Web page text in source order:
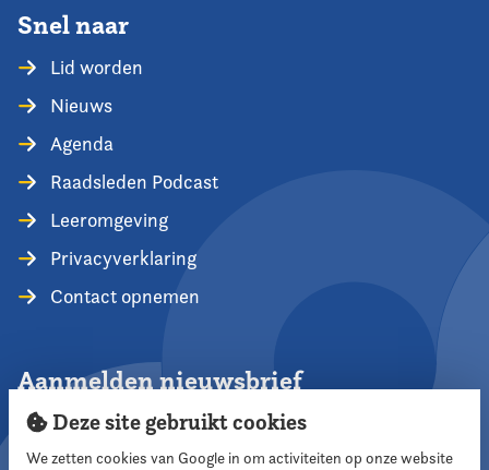
Snel naar
Lid worden
Nieuws
Agenda
Raadsleden Podcast
Leeromgeving
Privacyverklaring
Contact opnemen
Aanmelden nieuwsbrief
Deze site gebruikt cookies
We zetten cookies van Google in om activiteiten op onze website